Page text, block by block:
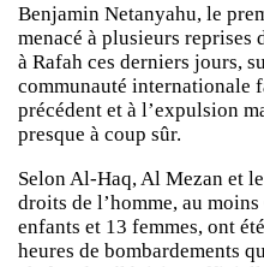
Benjamin Netanyahu, le
menacé à plusieurs
à Rafah ces derniers jours,
communauté internationale
précédent et à l’expulsion
presque à coup sûr.
Selon Al-Haq, Al Mezan et
droits de l’homme, au
enfants et 13 femmes, ont
heures de bombardements